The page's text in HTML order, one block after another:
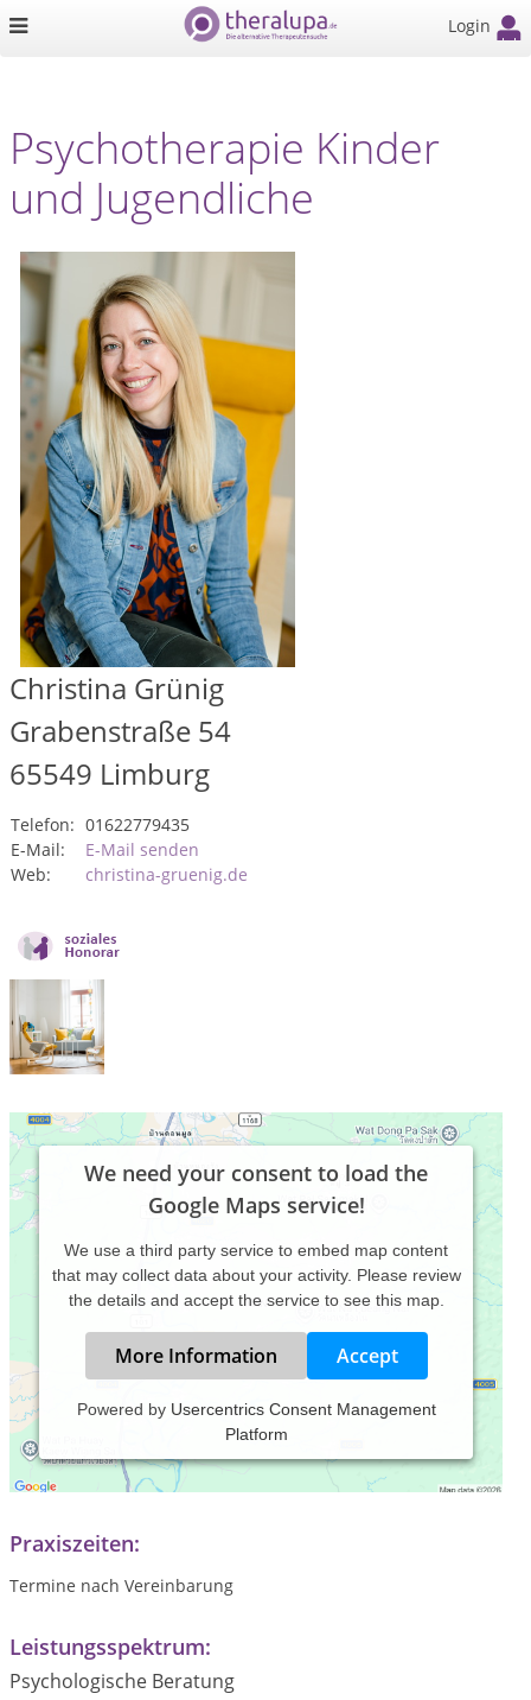
Login
Psychotherapie Kinder
und Jugendliche
Christina Grünig
Grabenstraße 54
65549 Limburg
Telefon: 01622779435
E-Mail:
E-Mail senden
Web:
christina-gruenig.de
We need your consent to load the
Google Maps service!
We use a third party service to embed map content
that may collect data about your activity. Please review
the details and accept the service to see this map.
More Information Accept
Powered by Usercentrics Consent Management
Platform
Privatpraxis für Säuglinge, Kinder und Jugendliche
christina-gruenig.de
Praxiszeiten:
Termine nach Vereinbarung
Leistungsspektrum:
Psychologische Beratung